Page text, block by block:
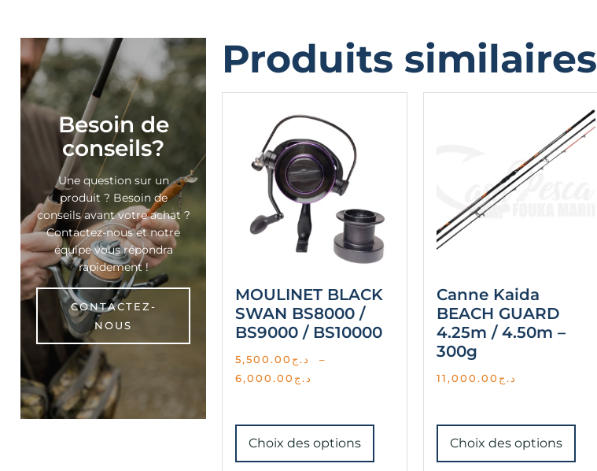
Besoin de
conseils?
Une question sur un
produit ? Besoin de
conseils avant votre achat ?
Contactez-nous et notre
équipe vous répondra
rapidement !
CONTACTEZ-
NOUS
Produits similaires
MOULINET BLACK
SWAN BS8000 /
BS9000 / BS10000
د.ج 5,500.00
–
د.ج 6,000.00
Choix des options
Canne Kaida
BEACH GUARD
4.25m / 4.50m –
300g
د.ج 11,000.00
Choix des options